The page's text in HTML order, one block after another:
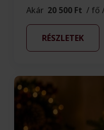
Akár 20 500 Ft / fő
RÉSZLETEK